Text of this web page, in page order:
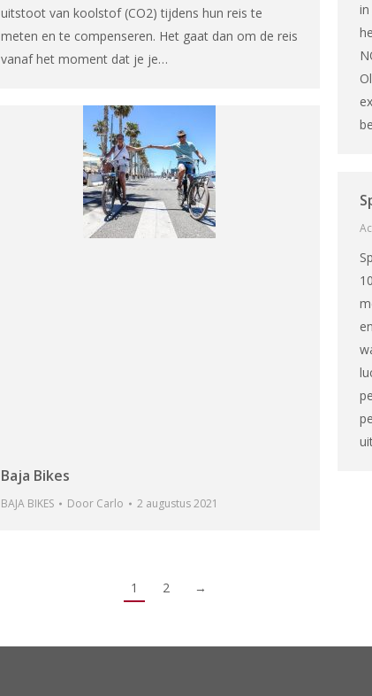
uitstoot van koolstof (CO2) tijdens hun reis te
meten en te compenseren. Het gaat dan om de reis
vanaf het moment dat je je…
Baja Bikes
BAJA BIKES Door Carlo 2 augustus 2021
1 2 →